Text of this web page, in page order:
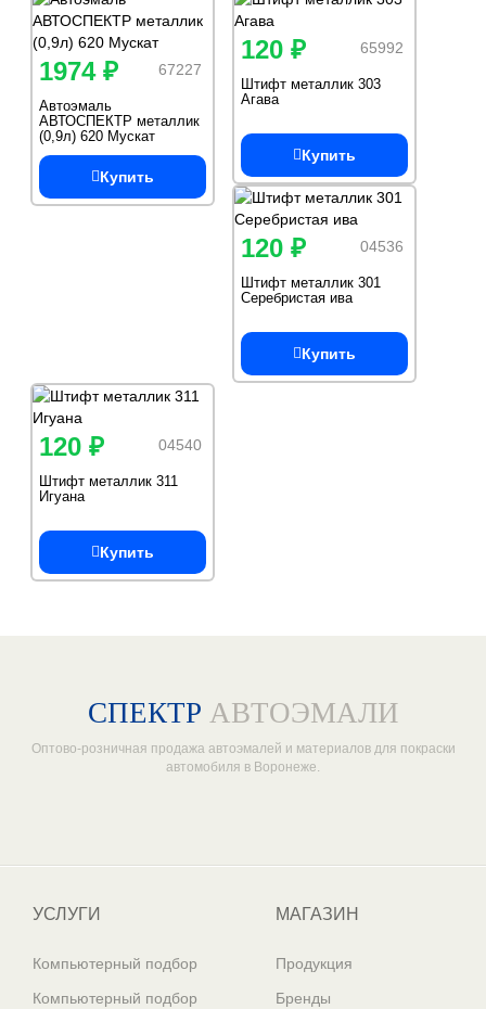
67227
1974 ₽
Автоэмаль
АВТОСПЕКТР металлик
(0,9л) 620 Мускат
Купить
65992
120 ₽
Штифт металлик 303
Агава
Купить
04536
120 ₽
Штифт металлик 301
Серебристая ива
Купить
04540
120 ₽
Штифт металлик 311
Игуана
Купить
СПЕКТР АВТОЭМАЛИ
Оптово-розничная продажа автоэмалей и материалов для покраски
автомобиля в Воронеже.
УСЛУГИ
Компьютерный подбор
Компьютерный подбор
МАГАЗИН
Продукция
Бренды